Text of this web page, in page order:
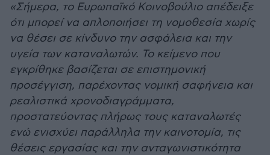
«Σήμερα, το Ευρωπαϊκό Κοινοβούλιο απέδειξε
ότι μπορεί να απλοποιήσει τη νομοθεσία χωρίς
να θέσει σε κίνδυνο την ασφάλεια και την
υγεία των καταναλωτών. Το κείμενο που
εγκρίθηκε βασίζεται σε επιστημονική
προσέγγιση, παρέχοντας νομική σαφήνεια και
ρεαλιστικά χρονοδιαγράμματα,
προστατεύοντας πλήρως τους καταναλωτές
ενώ ενισχύει παράλληλα την καινοτομία, τις
θέσεις εργασίας και την ανταγωνιστικότητα